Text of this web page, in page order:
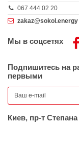
067 444 02 20
zakaz@sokol.energy
Мы в соцсетях
Подпишитесь на
первыми
Киев, пр-т